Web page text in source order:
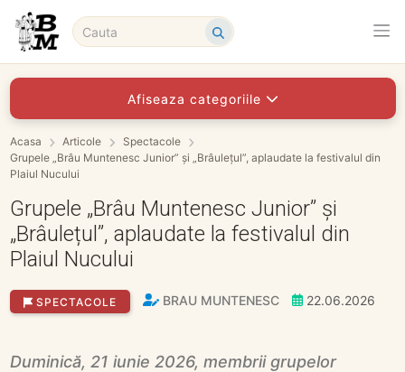
Afiseaza categoriile
Acasa Articole
Spectacole
Grupele „Brâu Muntenesc Junior” și „Brâulețul”, aplaudate la festivalul din
Plaiul Nucului
Grupele „Brâu Muntenesc Junior” și
„Brâulețul”, aplaudate la festivalul din
Plaiul Nucului
SPECTACOLE BRAU MUNTENESC 22.06.2026
Duminică, 21 iunie 2026, membrii grupelor